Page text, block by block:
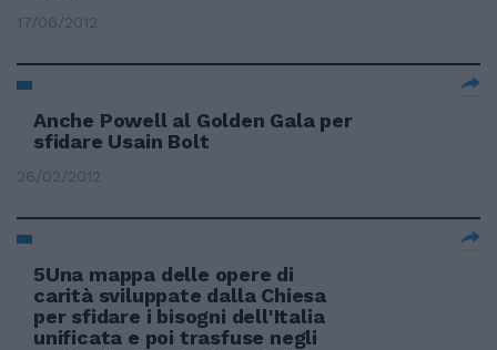
17/06/2012
Anche Powell al Golden Gala per
sfidare Usain Bolt
26/02/2012
5Una mappa delle opere di
carità sviluppate dalla Chiesa
per sfidare i bisogni dell'Italia
unificata e poi trasfuse negli